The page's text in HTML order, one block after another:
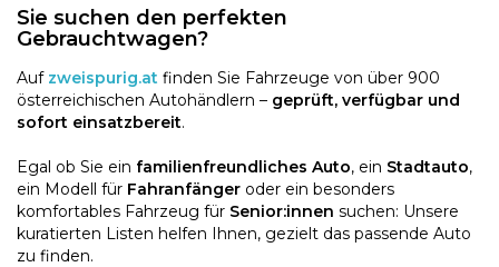
Sie suchen den perfekten
Gebrauchtwagen?
Auf zweispurig.at finden Sie Fahrzeuge von über 900
österreichischen Autohändlern – geprüft, verfügbar und
sofort einsatzbereit.
Egal ob Sie ein familienfreundliches Auto, ein Stadtauto,
ein Modell für Fahranfänger oder ein besonders
komfortables Fahrzeug für Senior:innen suchen: Unsere
kuratierten Listen helfen Ihnen, gezielt das passende Auto
zu finden.